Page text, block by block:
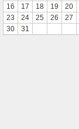
16
17 18 19 20
23
24 25 26 27
30
31